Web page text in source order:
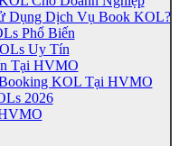
Dụng Dịch Vụ Book KOL?
Phổ Biến
Uy Tín
Tại HVMO
KOL Tại HVMO
2026